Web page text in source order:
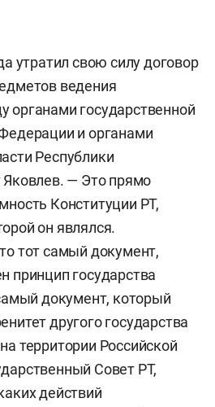
утратил свою силу договор
ведения
органами государственной
и органами
Республики
— Это прямо
Конституции РТ,
он являлся.
тот самый документ,
принцип государства
документ, который
другого государства
территории Российской
Совет РТ,
действий